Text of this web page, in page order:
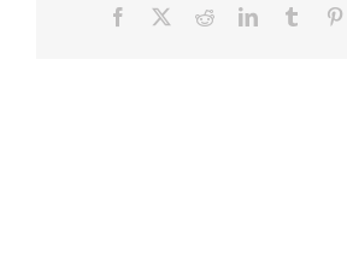
Facebook RedditLinkedInTumblr